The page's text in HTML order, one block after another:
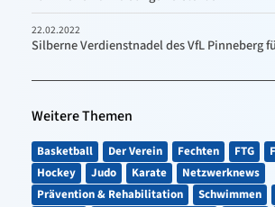
22.02.2022
Silberne Verdienstnadel des VfL Pinneberg
Weitere Themen
Basketball Der Verein Fechten FTG
Hockey
Judo Karate
Netzwerknews
Prävention & Rehabilitation
Schwimmen